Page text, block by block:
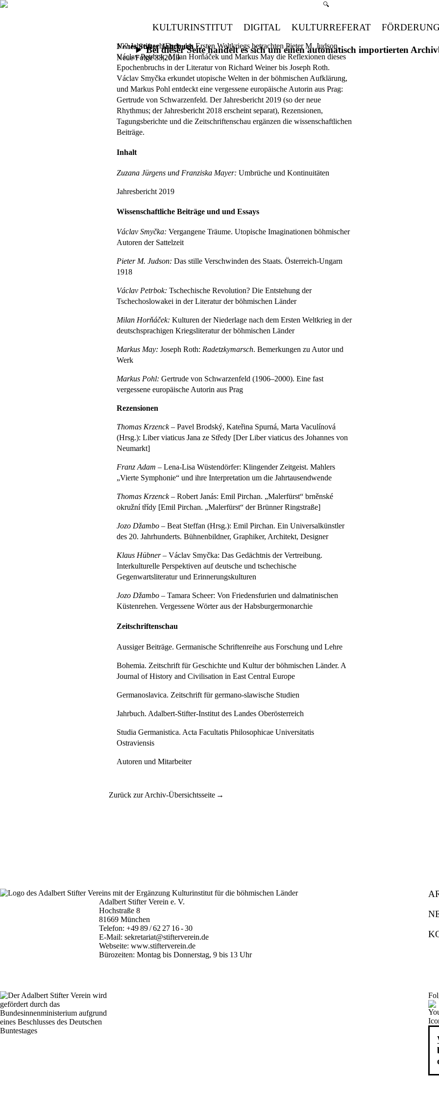
Suchmenü öffnen
🔍
KULTURINSTITUT DIGITAL KULTURREFERAT
Bei dieser Seite handelt es sich um einen automatisch importierten
Neues Stifter Jahrbuch
Neue Folge 33|2019
100 Jahre nach Ende des Ersten Weltkriegs betrachten Pieter M. Judson,
Václav Petrbok, Milan Horňáček und Markus May die Reflexionen dieses
Epochenbruchs in der Literatur von Richard Weiner bis Joseph Roth.
Václav Smyčka erkundet utopische Welten in der böhmischen Aufklärung,
und Markus Pohl entdeckt eine vergessene europäische Autorin aus Prag:
Gertrude von Schwarzenfeld. Der Jahresbericht 2019 (so der neue
Rhythmus; der Jahresbericht 2018 erscheint separat), Rezensionen,
Tagungsberichte und die Zeitschriftenschau ergänzen die wissenschaftlichen
Beiträge.
Inhalt
Zuzana Jürgens und Franziska Mayer: Umbrüche und Kontinuitäten
Jahresbericht 2019
Wissenschaftliche Beiträge und und Essays
Václav Smyčka: Vergangene Träume. Utopische Imaginationen böhmischer
Autoren der Sattelzeit
Pieter M. Judson: Das stille Verschwinden des Staats. Österreich-Ungarn
1918
Václav Petrbok: Tschechische Revolution? Die Entstehung der
Tschechoslowakei in der Literatur der böhmischen Länder
Milan Horňáček: Kulturen der Niederlage nach dem Ersten Weltkrieg in der
deutschsprachigen Kriegsliteratur der böhmischen Länder
Markus May: Joseph Roth: Radetzkymarsch. Bemerkungen zu Autor und
Werk
Markus Pohl: Gertrude von Schwarzenfeld (1906–2000). Eine fast
vergessene europäische Autorin aus Prag
Rezensionen
Thomas Krzenck – Pavel Brodský, Kateřina Spurná, Marta Vaculínová
(Hrsg.): Liber viaticus Jana ze Středy [Der Liber viaticus des Johannes von
Neumarkt]
Franz Adam – Lena-Lisa Wüstendörfer: Klingender Zeitgeist. Mahlers
„Vierte Symphonie“ und ihre Interpretation um die Jahrtausendwende
Thomas Krzenck –Robert Janás: Emil Pirchan. „Malerfürst“ brněnské
okružní třídy [Emil Pirchan. „Malerfürst“ der Brünner Ringstraße]
Jozo Džambo –Beat Steffan (Hrsg.): Emil Pirchan. Ein Universalkünstler
des 20. Jahrhunderts. Bühnenbildner, Graphiker, Architekt, Designer
Klaus Hübner –Václav Smyčka: Das Gedächtnis der Vertreibung.
Interkulturelle Perspektiven auf deutsche und tschechische
Gegenwartsliteratur und Erinnerungskulturen
Jozo Džambo –Tamara Scheer: Von Friedensfurien und dalmatinischen
Küstenrehen. Vergessene Wörter aus der Habsburgermonarchie
Zeitschriftenschau
Aussiger Beiträge. Germanische Schriftenreihe aus Forschung und Lehre
Bohemia. Zeitschrift für Geschichte und Kultur der böhmischen Länder. A
Journal of History and Civilisation in East Central Europe
Germanoslavica. Zeitschrift für germano-slawische Studien
Jahrbuch. Adalbert-Stifter-Institut des Landes Oberösterreich
Studia Germanistica. Acta Facultatis Philosophicae Universitatis
Ostraviensis
Autoren und Mitarbeiter
Zurück zur Archiv-Übersichtsseite
Adalbert Stifter Verein e. V.
Hochstraße 8
81669 München
Telefon:+49 89 / 62 27 16 - 30
E-Mail:sekretariat@stifterverein.de
Webseite:www.stifterverein.de
Bürozeiten: Montag bis Donnerstag, 9 bis 13 Uhr